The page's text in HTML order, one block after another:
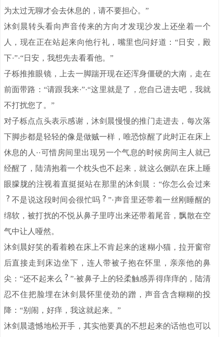
为太过无聊才会去休息的，请不要担心。”
沐剑晨转头看向声音传来的方向才发现沙发上还坐着一个
人，现在正在站起来向他行礼，嘴里也问好道：“日安，殿
下·”·“日安，我想先去看看他。”
子栎推推眼镜，上去一脚踹开现在还浑身僵硬的大南，走在
前面带路：“请跟我来·”·“这里就是了，您自己进去吧，我就
不打扰您了。”
对子栎点点头表示感谢，沐剑晨慢慢的推门走进去，每次落
下脚步都是轻轻的像是做贼一样，唯恐惊醒了此时正在床上
休息的人··可惜房间里出现另一个气息的时候房间主人就已
经醒了，陆清抱着一个枕头也不起来，就这么侧趴在床上睡
眼朦胧的注视着直挺挺站在那里的沐剑晨：“你怎么会过来
不是说这段时间会很忙吗
”·声音里还带着一丝刚睡醒的
绵软，被打扰的不悦从鼻子里哼出来还带着尾音，飘散在空
气中让人哑然。
沐剑晨好笑的看着赖在床上不肯起来的迷糊小猫，拉开窗帘
后直接走到床边坐下，连人带被子抱在怀里，亲亲他的鼻
尖：“还不起来么
”·被鼻子上的轻柔触感弄得痒痒的，陆清
忍不住把脸埋在沐剑晨怀里使劲的蹭，声音含含糊糊的投
降：“别闹，好痒，我这就起来。”
沐剑晨遗憾地松开手，其实他要真的不想起来的话他也可以